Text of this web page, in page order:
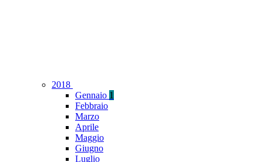
2018
Gennaio 1
Febbraio
Marzo
Aprile
Maggio
Giugno
Luglio